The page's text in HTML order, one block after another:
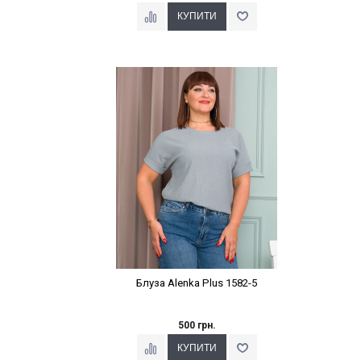
Наклейки Варіант з %
Блуза Alenka Plus 1582-5
500 грн.